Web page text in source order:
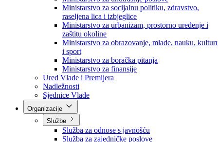
Ministarstvo za privredu
Ministarstvo za pravosuđe, upravu i radne odnose
Ministarstvo za unutrašnje poslove
Ministarstvo za socijalnu politiku, zdravstvo,
raseljena lica i izbjeglice
Ministarstvo za urbanizam, prostorno uređenje i
zaštitu okoline
Ministarstvo za obrazovanje, mlade, nauku,
i sport
Ministarstvo za boračka pitanja
Ministarstvo za finansije
Ured Vlade i Premijera
Nadležnosti
Sjednice Vlade